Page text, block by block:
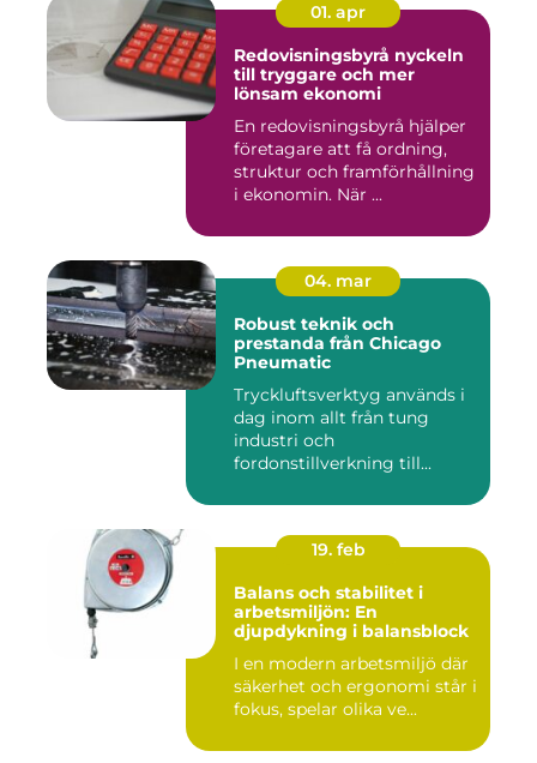
01. apr
Redovisningsbyrå nyckeln
till tryggare och mer
lönsam ekonomi
En redovisningsbyrå hjälper
företagare att få ordning,
struktur och framförhållning
i ekonomin. När ...
04. mar
Robust teknik och
prestanda från Chicago
Pneumatic
Tryckluftsverktyg används i
dag inom allt från tung
industri och
fordonstillverkning till...
19. feb
Balans och stabilitet i
arbetsmiljön: En
djupdykning i balansblock
I en modern arbetsmiljö där
säkerhet och ergonomi står i
fokus, spelar olika ve...